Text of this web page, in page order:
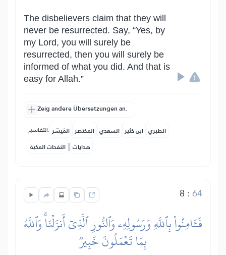
The disbelievers claim that they will
never be resurrected. Say, “Yes, by
my Lord, you will surely be
resurrected, then you will surely be
informed of what you did. And that is
easy for Allah.”
Zeig andere Übersetzungen an.
التفاسير: المُيسَّر المختصر السعدي ابن كثير الطبري
النفحات المكية | هدايات
8 :64
فَـَٔامِنُواْ بِٱللَّهِ وَرَسُولِهِۦ وَٱلنُّورِ ٱلَّذِيٓ أَنزَلۡنَاۚ وَٱللَّهُ
بِمَا تَعۡمَلُونَ خَبِيرٞ